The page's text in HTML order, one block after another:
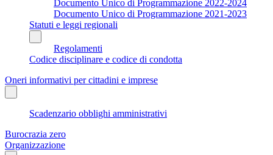
Documento Unico di Programmazione 2022-2024
Documento Unico di Programmazione 2021-2023
Statuti e leggi regionali
Regolamenti
Codice disciplinare e codice di condotta
Oneri informativi per cittadini e imprese
Scadenzario obblighi amministrativi
Burocrazia zero
Organizzazione